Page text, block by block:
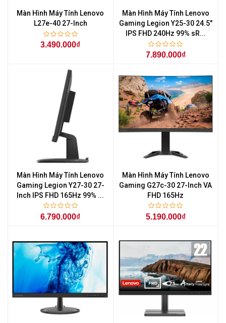
Màn Hình Máy Tính Lenovo
L27e-40 27-Inch
3.490.000₫
Màn Hình Máy Tính Lenovo
Gaming Legion Y25-30 24.5"
IPS FHD 240Hz 99% sR...
7.890.000₫
Màn Hình Máy Tính Lenovo
Gaming Legion Y27-30 27-
Inch IPS FHD 165Hz 99% ...
6.790.000₫
Màn Hình Máy Tính Lenovo
Gaming G27c-30 27-Inch VA
FHD 165Hz
5.190.000₫